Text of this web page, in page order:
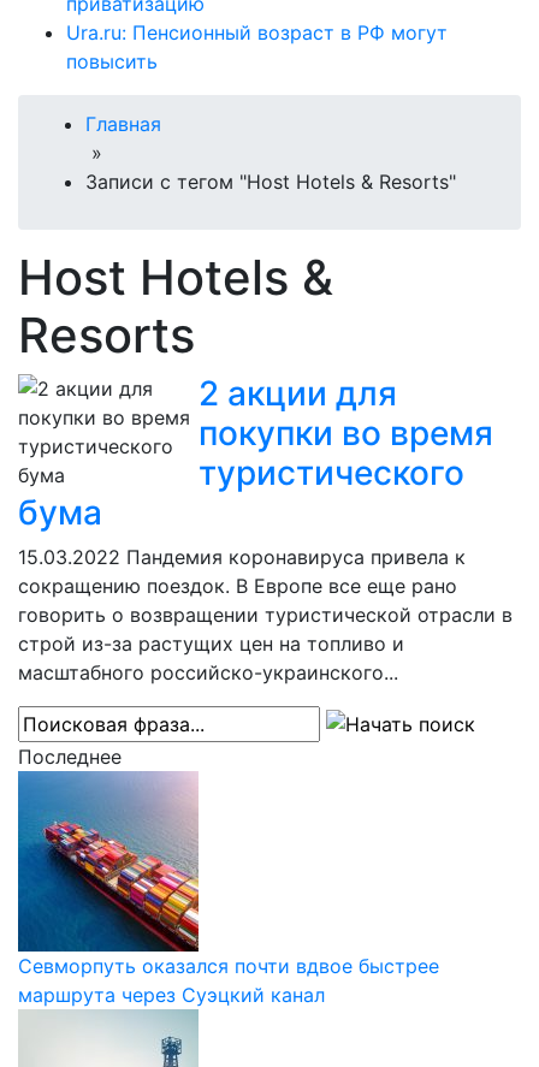
Ura.ru: Пенсионный возраст в РФ могут
повысить
Главная
»
Записи с тегом "Host Hotels & Resorts"
Host Hotels &
Resorts
2 акции для
покупки во время
туристического
бума
15.03.2022 Пандемия коронавируса привела к
сокращению поездок. В Европе все еще рано
говорить о возвращении туристической отрасли в
строй из-за растущих цен на топливо и
масштабного российско-украинского...
Последнее
Севморпуть оказался почти вдвое быстрее
маршрута через Суэцкий канал